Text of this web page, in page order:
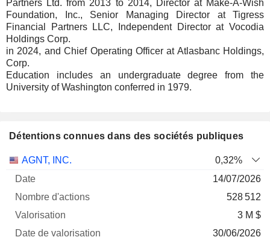
Partners Ltd. from 2013 to 2014, Director at Make-A-Wish
Foundation, Inc., Senior Managing Director at Tigress
Financial Partners LLC, Independent Director at Vocodia
Holdings Corp.
in 2024, and Chief Operating Officer at Atlasbanc Holdings,
Corp.
Education includes an undergraduate degree from the
University of Washington conferred in 1979.
Détentions connues dans des sociétés publiques
Date de
AGNT, INC.
0,32%
14/07/2026
528 512
3 M $
30/06/2026